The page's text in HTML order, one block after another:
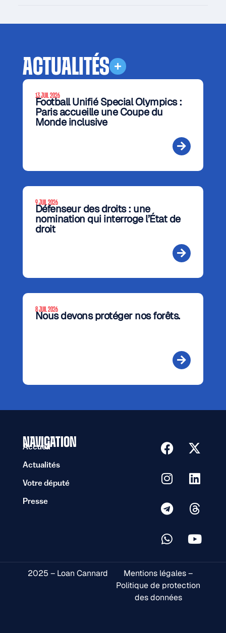
ACTUALITÉS
13 JUIL 2026
Football Unifié Special Olympics :
Paris accueille une Coupe du
Monde inclusive
9 JUIL 2026
Défenseur des droits : une
nomination qui interroge l’État de
droit
8 JUIL 2026
Nous devons protéger nos forêts.
NAVIGATION
Accueil
Actualités
Votre député
Presse
2025 – Loan Cannard
Mentions légales –
Politique de protection
des données